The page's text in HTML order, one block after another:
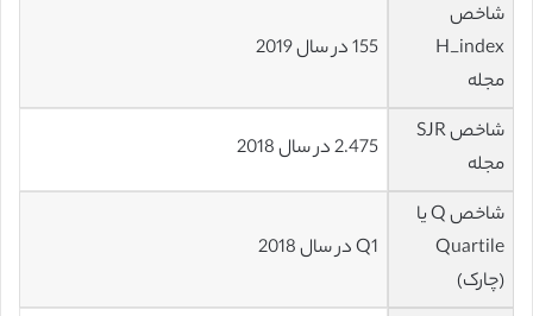
شاخص
H_index
مجله
155 در سال 2019
شاخص SJR
مجله
2.475 در سال 2018
شاخص Q یا
Quartile
(چارک)
Q1 در سال 2018